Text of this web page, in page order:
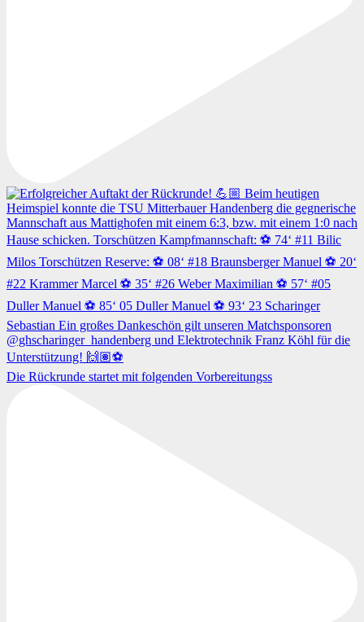
Die Rückrunde startet mit folgenden Vorbereitungss